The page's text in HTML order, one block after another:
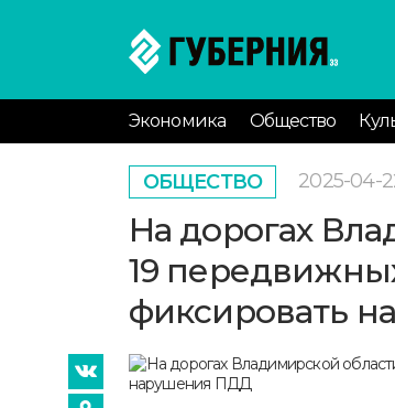
Экономика Общество
ОБЩЕСТВО 2025-04-
На дорогах
19
фиксировать